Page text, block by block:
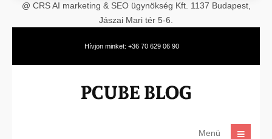
@ CRS AI marketing & SEO ügynökség Kft. 1137 Budapest,
Jászai Mari tér 5-6.
Hívjon minket: +36 70 629 06 90
Menü